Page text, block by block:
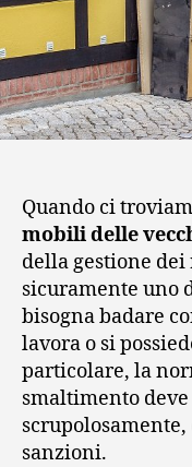
Quando ci
mobili delle
della gestione
sicuramente uno
bisogna badare
lavora o si
particolare, la
smaltimento deve
sanzioni.